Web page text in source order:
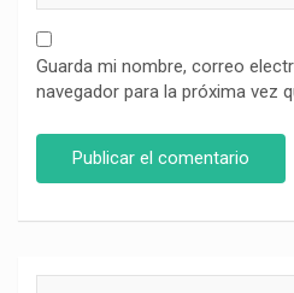
Guarda mi nombre, correo
navegador para la próxima vez